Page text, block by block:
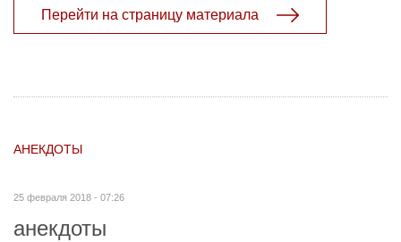
Перейти на страницу материала
АНЕКДОТЫ
25 февраля 2018 - 07:26
анекдоты